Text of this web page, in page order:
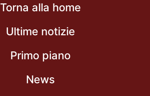
Torna alla home
Ultime notizie
Primo piano
News